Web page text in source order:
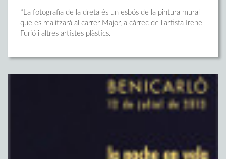
*La fotografia de la dreta és un esbós de la pintura mural
que es realitzarà al carrer Major, a càrrec de l'artista Irene
Furió i altres artistes plàstics.